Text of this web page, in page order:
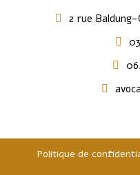
2 rue
Politique de